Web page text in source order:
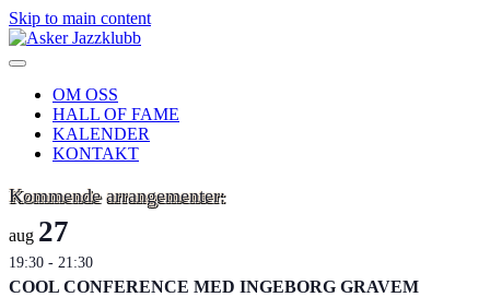
Skip to main content
OM OSS
HALL OF FAME
KALENDER
KONTAKT
Kommende arrangementer:
aug 27
19:30 - 21:30
COOL CONFERENCE MED INGEBORG GRAVEM